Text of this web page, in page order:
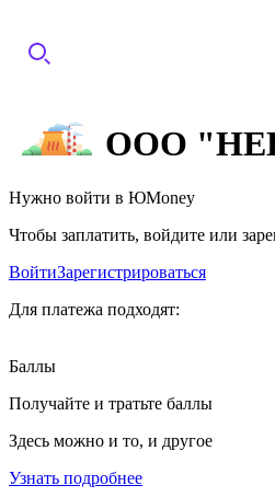
ООО
Нужно войти в ЮMoney
Чтобы заплатить, войдите или
ВойтиЗарегистрироваться
Для платежа подходят:
Баллы
Получайте и тратьте баллы
Здесь можно и то, и другое
Узнать подробнее